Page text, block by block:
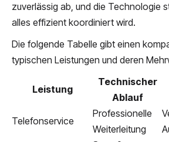
zuverlässig ab, und die Technologie
alles effizient koordiniert wird.
Die folgende Tabelle gibt einen
typischen Leistungen und deren
Leistung
Technischer
Ablauf
Telefonservice
Professionelle
Weiterleitung